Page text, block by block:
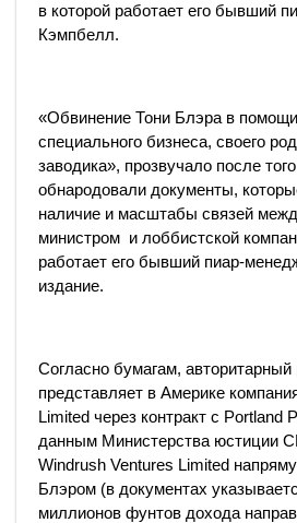
в которой работает его бывший
Кэмпбелл.
«Обвинение Тони Блэра в
специального бизнеса, своего
заводика», прозвучало после
обнародовали документы,
наличие и масштабы связей
министром и лоббистской
работает его бывший пиар-
издание.
Согласно бумагам,
представляет в Америке
Limited через контракт с Portland
данным Министерства юстиции
Windrush Ventures Limited
Блэром (в документах
миллионов фунтов дохода